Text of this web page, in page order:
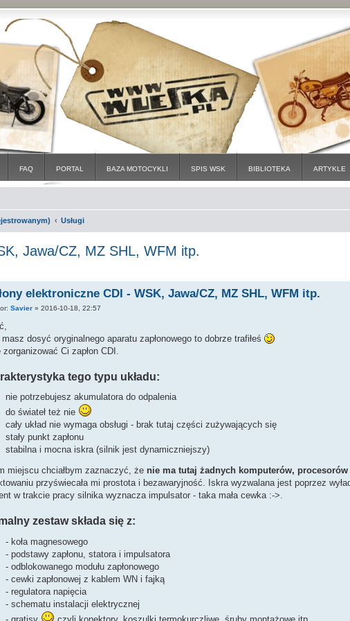
FAQ PORTAL BAZA MOTOCYKLI SPIS WSK BIBLIOTEKA ARTYKLE
Usługi
Jawa/CZ, MZ SHL, WFM itp.
elektroniczne CDI - WSK, Jawa/CZ, MZ SHL, WFM itp.
Savier »2016-10-18, 22:57
dosyć oryginalnego aparatu zapłonowego to dobrze trafiłeś
zorganizować Ci zapłon CDI.
tego typu układu:
nie potrzebujesz akumulatora do odpalenia
do świateł też nie
cały układ nie wymaga obsługi - brak tutaj części zużywających się
stały punkt zapłonu
stabilna i mocna iskra (silnik jest dynamiczniejszy)
miejscu chciałbym zaznaczyć, że nie ma tutaj żadnych komputerów,
przyświecała mi prostota i bezawaryjność. Iskra wyzwalana jest poprzez
w trakcie pracy silnika wyznacza impulsator - taka mała cewka :->.
zestaw składa się z:
- koła magnesowego
- podstawy zapłonu, statora i impulsatora
- odblokowanego modułu zapłonowego
- cewki zapłonowej z kablem WN i fajką
- regulatora napięcia
- schematu instalacji elektrycznej